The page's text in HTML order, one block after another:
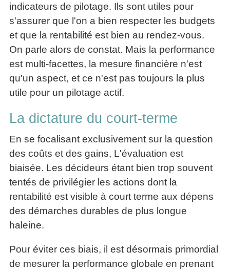
Perfonomique
▶
Tous
articles
PDF
gratuits
indicateurs de pilotage. Ils sont utiles pour
s'assurer que l'on a bien respecter les budgets
et que la rentabilité est bien au rendez-vous.
On parle alors de constat. Mais la performance
est multi-facettes, la mesure financière n'est
qu'un aspect, et ce n'est pas toujours la plus
utile pour un pilotage actif.
La dictature du court-terme
En se focalisant exclusivement sur la question
des coûts et des gains, L'évaluation est
biaisée. Les décideurs étant bien trop souvent
tentés de privilégier les actions dont la
rentabilité est visible à court terme aux dépens
des démarches durables de plus longue
haleine.
Pour éviter ces biais, il est désormais primordial
de mesurer la performance globale en prenant